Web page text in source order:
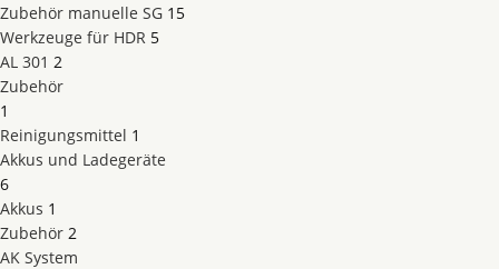
Zubehör manuelle SG 15
Werkzeuge für HDR 5
AL 301 2
Zubehör
1
Reinigungsmittel 1
Akkus und Ladegeräte
6
Akkus 1
Zubehör 2
AK System